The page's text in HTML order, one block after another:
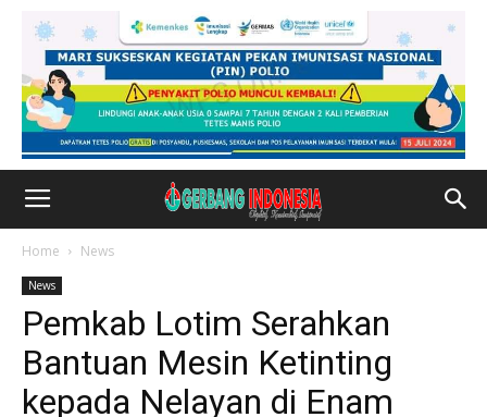
Home News
News
Pemkab Lotim Serahkan
Bantuan Mesin Ketinting
kepada Nelayan di Enam